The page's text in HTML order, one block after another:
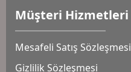
Müşteri Hizmetleri
Mesafeli Satış Sözleşmesi
Gizlilik Sözleşmesi